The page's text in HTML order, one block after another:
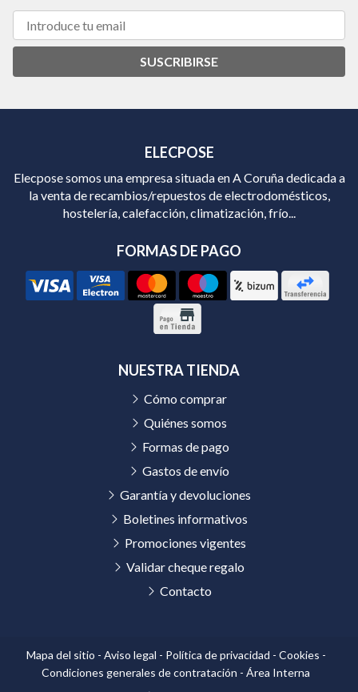
SUSCRIBIRSE
ELECPOSE
Elecpose somos una empresa situada en A Coruña dedicada a
la venta de recambios/repuestos de electrodomésticos,
hostelería, calefacción, climatización, frío...
FORMAS DE PAGO
NUESTRA TIENDA
Cómo comprar
Quiénes somos
Formas de pago
Gastos de envío
Garantía y devoluciones
Boletines informativos
Promociones vigentes
Validar cheque regalo
Contacto
Mapa del sitio - Aviso legal - Política de privacidad - Cookies -
Condiciones generales de contratación - Área Interna